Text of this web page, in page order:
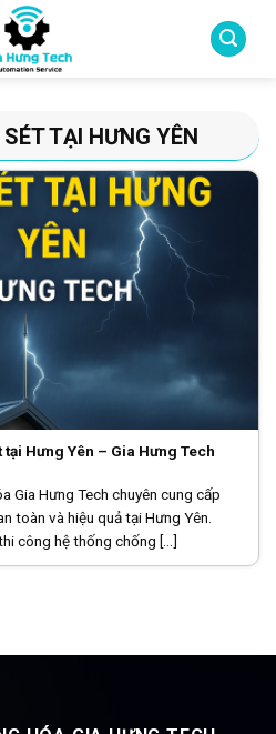
TẠI HƯNG YÊN
Hưng Yên – Gia Hưng Tech
Gia Hưng Tech chuyên cung cấp
toàn và hiệu quả tại Hưng Yên.
công hệ thống chống [...]